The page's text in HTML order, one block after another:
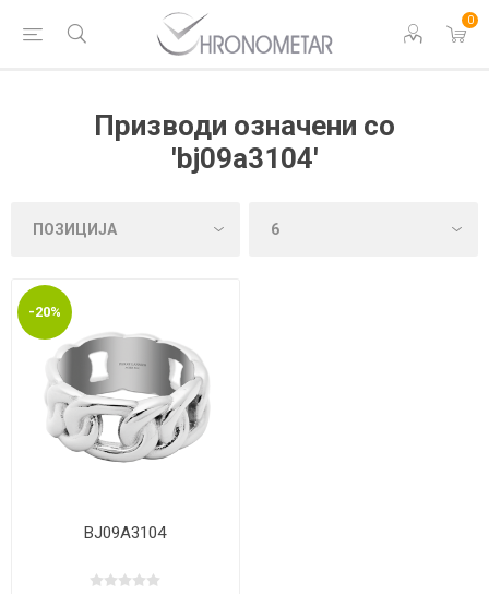
0
Призводи означени со
'bj09a3104'
-20%
BJ09A3104